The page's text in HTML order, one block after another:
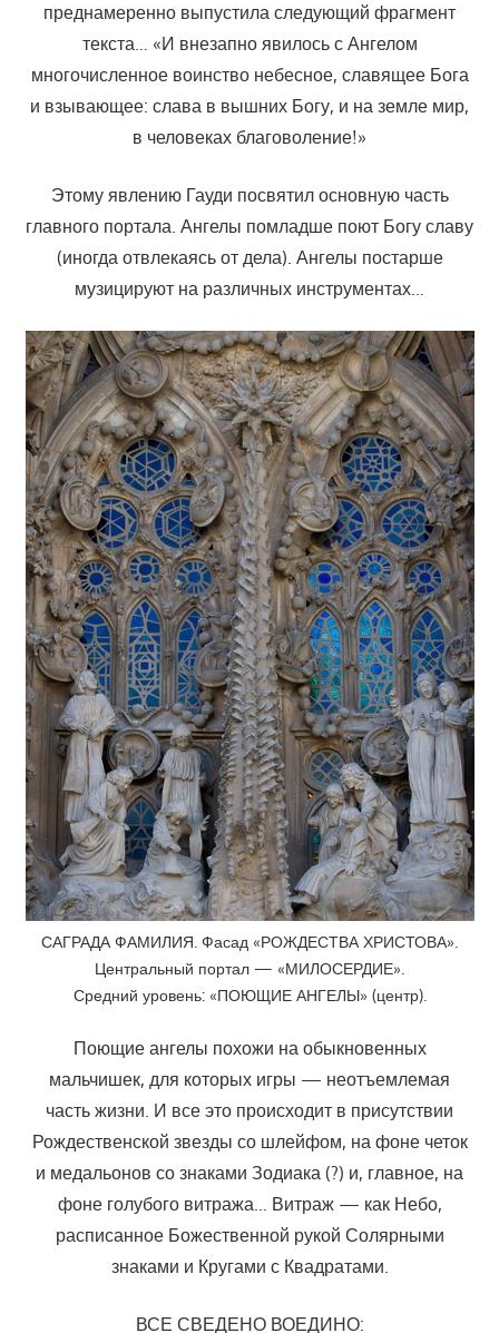
преднамеренно выпустила следующий фрагмент
текста… «И внезапно явилось с Ангелом
многочисленное воинство небесное, славящее Бога
и взывающее: слава в вышних Богу, и на земле мир,
в человеках благоволение!»
Этому явлению Гауди посвятил основную часть
главного портала. Ангелы помладше поют Богу славу
(иногда отвлекаясь от дела). Ангелы постарше
музицируют на различных инструментах…
САГРАДА ФАМИЛИЯ. Фасад «РОЖДЕСТВА ХРИСТОВА».
Центральный портал — «МИЛОСЕРДИЕ».
Средний уровень: «ПОЮЩИЕ АНГЕЛЫ» (центр).
Поющие ангелы похожи на обыкновенных
мальчишек, для которых игры — неотъемлемая
часть жизни. И все это происходит в присутствии
Рождественской звезды со шлейфом, на фоне четок
и медальонов со знаками Зодиака (?) и, главное, на
фоне голубого витража… Витраж — как Небо,
расписанное Божественной рукой Солярными
знаками и Кругами с Квадратами.
ВСЕ СВЕДЕНО ВОЕДИНО: